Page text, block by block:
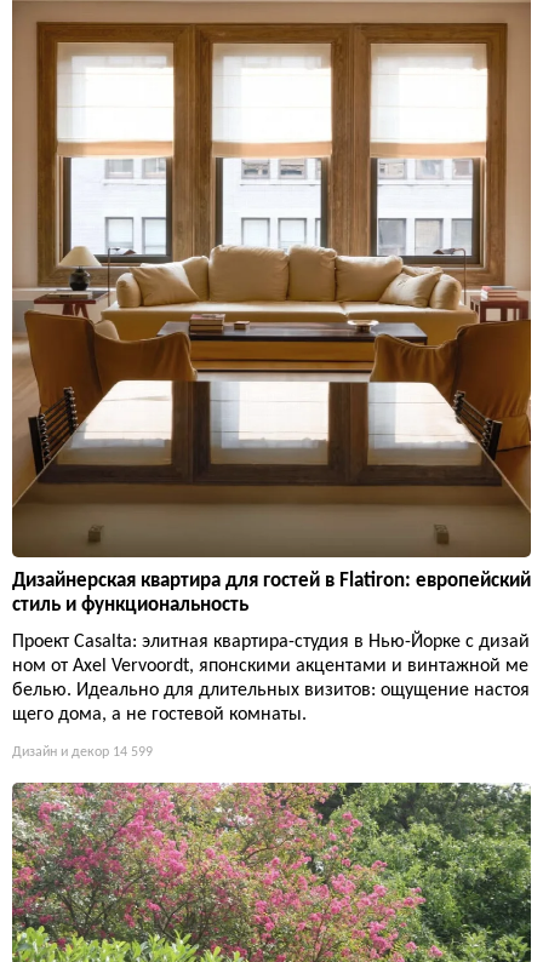
Дизайнерская квартира для гостей в Flatiron: европейский
стиль и функциональность
Проект Casalta: элитная квартира-студия в Нью-Йорке с дизай
ном от Axel Vervoordt, японскими акцентами и винтажной ме
белью. Идеально для длительных визитов: ощущение настоя
щего дома, а не гостевой комнаты.
Дизайн и декор 14 599